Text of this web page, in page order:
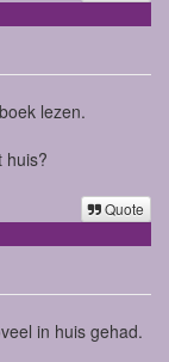
lezen.
huis?
Quote
in huis gehad.